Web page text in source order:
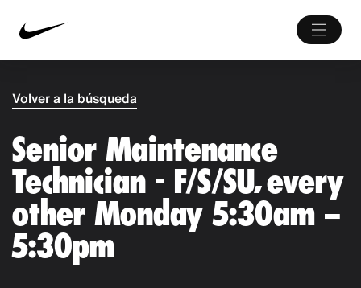
Volver a la búsqueda
Senior Maintenance
Technician - F/S/SU, every
other Monday 5:30am –
5:30pm